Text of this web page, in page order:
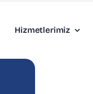
Hizmetlerimiz